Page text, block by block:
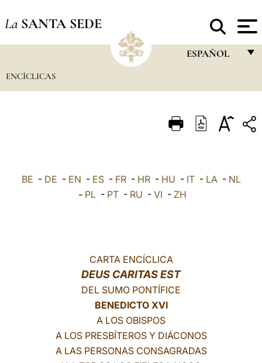
La SANTA SEDE
ESPAÑOL
ITALIANO
DEUTSCH
ENCÍCLICAS
BE - DE - EN - ES- FR- HR- HU - IT- LA- NL
- PL- PT- RU - VI - ZH
CARTA ENCÍCLICA
DEUS CARITAS EST
DEL SUMO PONTÍFICE
BENEDICTO XVI
A LOS OBISPOS
A LOS PRESBÍTEROS Y DIÁCONOS
A LAS PERSONAS CONSAGRADAS